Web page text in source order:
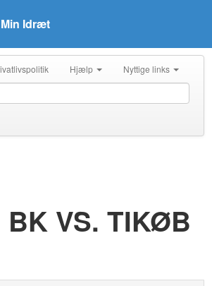
Min Idræt
Hjælp Nyttige links
BK VS. TIKØB